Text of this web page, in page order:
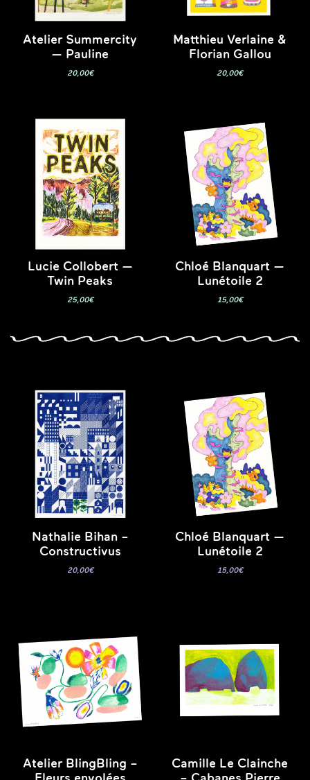
Atelier Summercity
— Pauline
20,00€
Matthieu Verlaine &
Florian Gallou
20,00€
Lucie Collobert —
Twin Peaks
25,00€
Chloé Blanquart —
Lunétoile 2
15,00€
Nathalie Bihan –
Constructivus
20,00€
Chloé Blanquart —
Lunétoile 2
15,00€
Atelier BlingBling –
Camille Le Clainche